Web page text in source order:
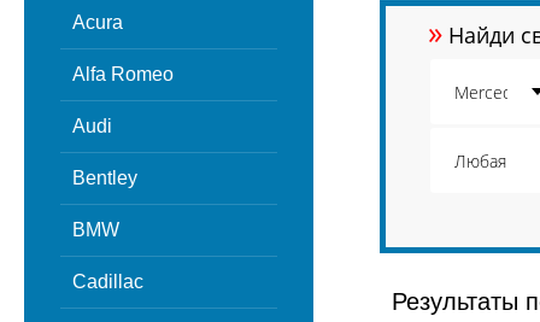
Acura
Alfa Romeo
Audi
Bentley
BMW
Cadillac
» Найди
Результаты